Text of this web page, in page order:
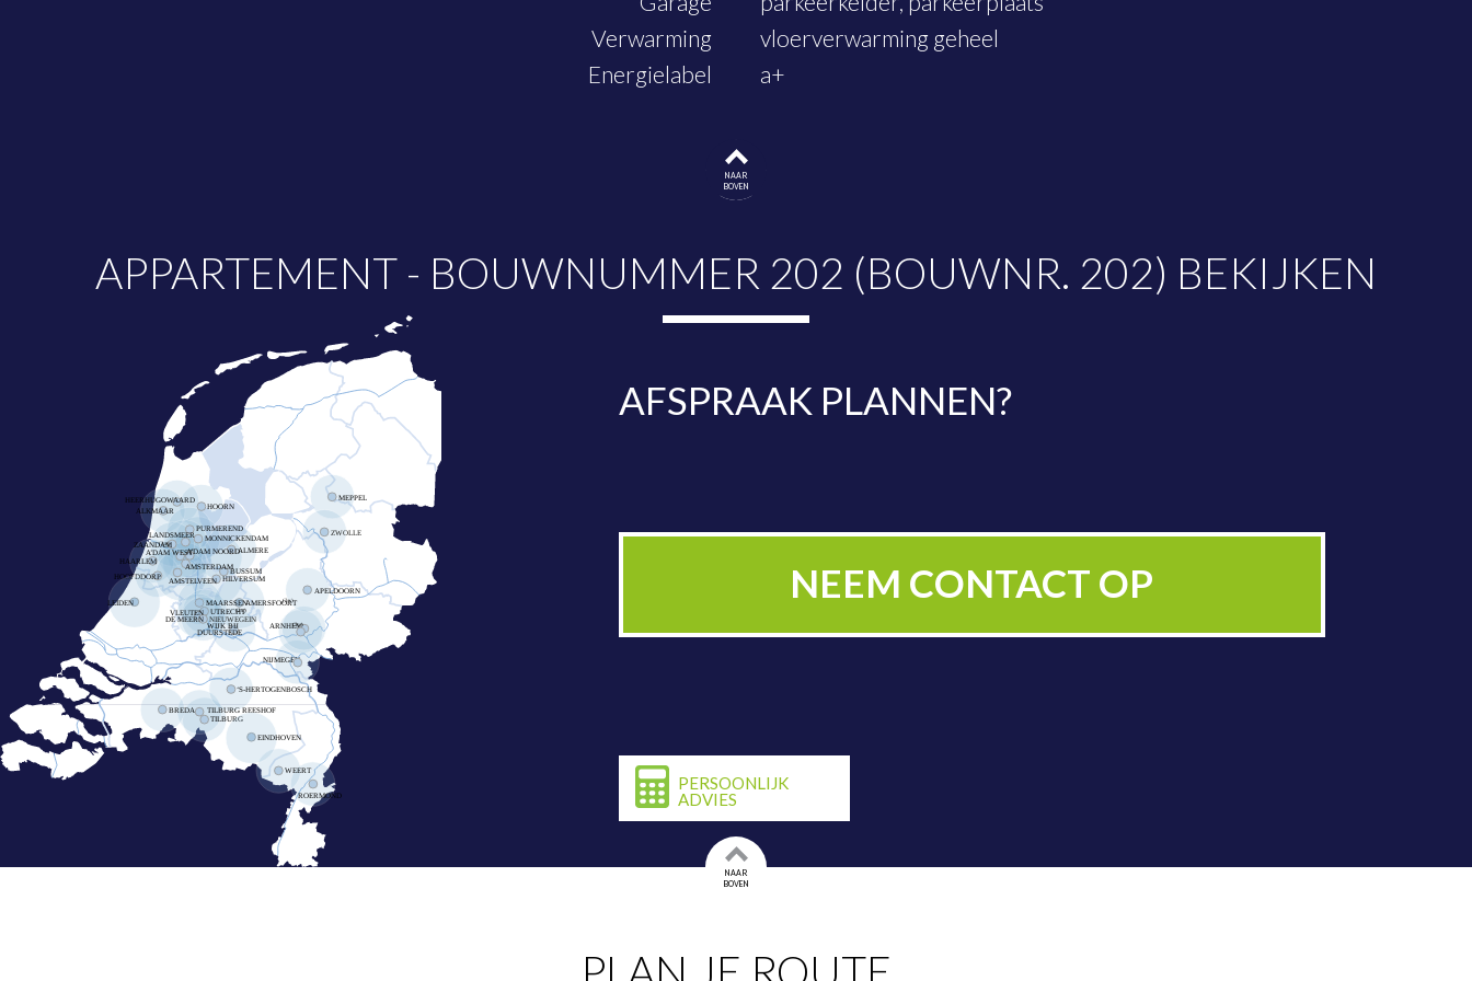
Verwarming
vloerverwarming geheel
Energielabel
a+
NAAR
BOVEN
APPARTEMENT - BOUWNUMMER 202 (BOUWNR. 202) BEKIJKEN
AFSPRAAK PLANNEN?
PLAN NU BEZICHTIGING
NEEM CONTACT OP
PERSOONLIJK
ADVIES
NAAR
BOVEN
PLAN JE ROUTE